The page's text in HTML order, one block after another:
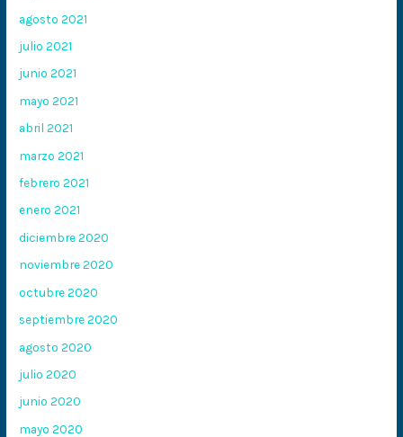
agosto 2021
julio 2021
junio 2021
mayo 2021
abril 2021
marzo 2021
febrero 2021
enero 2021
diciembre 2020
noviembre 2020
octubre 2020
septiembre 2020
agosto 2020
julio 2020
junio 2020
mayo 2020